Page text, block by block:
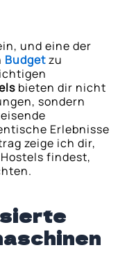
und eine der
Budgetzu
bieten dir nicht
sondern
Erlebnisse
zeige ich dir,
findest,